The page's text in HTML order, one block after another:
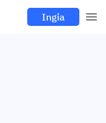
Ingia